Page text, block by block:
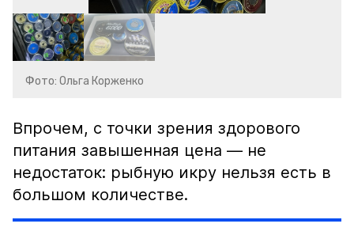
Фото: Ольга Корженко
Впрочем, с точки зрения здорового
питания завышенная цена — не
недостаток: рыбную икру нельзя есть в
большом количестве.